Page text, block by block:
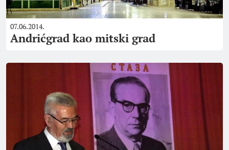
07.06.2014.
Andrićgrad kao mitski grad